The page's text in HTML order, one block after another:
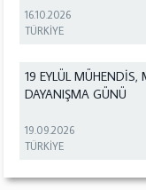
16.10.2026
TÜRKİYE
19 EYLÜL MÜHENDİS,
DAYANIŞMA GÜNÜ
19.09.2026
TÜRKİYE